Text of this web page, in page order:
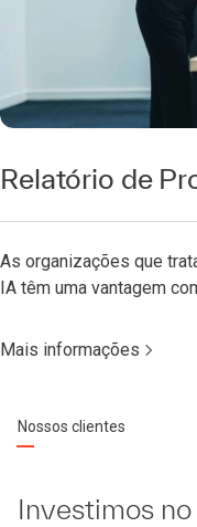
Relatório de
As organizações que
IA têm uma vantagem
Mais informações
Nossos clientes
Investimos